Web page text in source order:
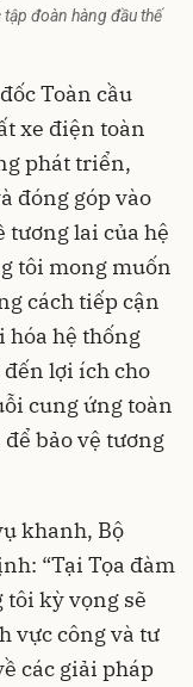
đoàn hàng đầu thế
Toàn cầu
xe điện toàn
phát triển,
đóng góp vào
tương lai của hệ
tôi mong muốn
cách tiếp cận
hóa hệ thống
lợi ích cho
cung ứng toàn
bảo vệ tương
khanh, Bộ
“Tại Tọa đàm
kỳ vọng sẽ
vực công và tư
các giải pháp